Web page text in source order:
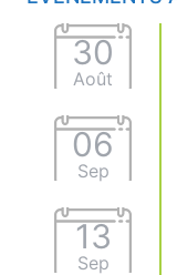
30
Août
06
Sep
13
Sep